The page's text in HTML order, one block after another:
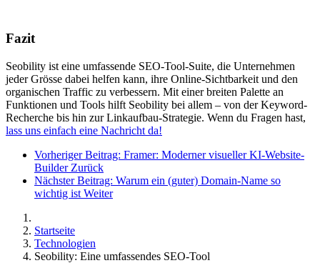
Fazit
Seobility ist eine umfassende SEO-Tool-Suite, die Unternehmen
jeder Grösse dabei helfen kann, ihre Online-Sichtbarkeit und den
organischen Traffic zu verbessern. Mit einer breiten Palette an
Funktionen und Tools hilft Seobility bei allem – von der Keyword-
Recherche bis hin zur Linkaufbau-Strategie. Wenn du Fragen hast,
lass uns einfach eine Nachricht da!
Vorheriger Beitrag: Framer: Moderner visueller KI-Website-
Builder Zurück
Nächster Beitrag: Warum ein (guter) Domain-Name so
wichtig ist Weiter
Startseite
Technologien
Seobility: Eine umfassendes SEO-Tool